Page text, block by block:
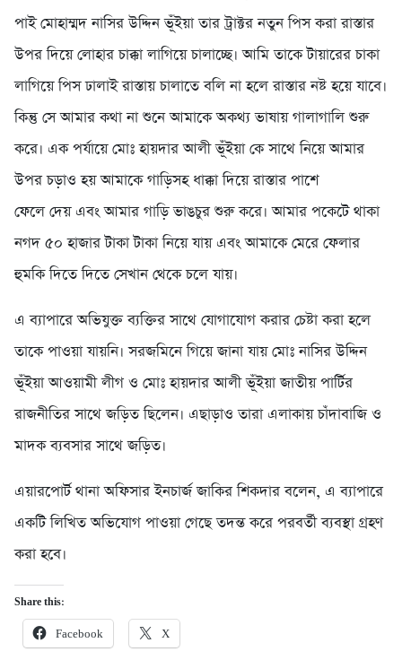
পাই মোহাম্মদ নাসির উদ্দিন ভূঁইয়া তার ট্রাক্টর নতুন পিস করা রাস্তার
উপর দিয়ে লোহার চাক্কা লাগিয়ে চালাচ্ছে। আমি তাকে টায়ারের চাকা
লাগিয়ে পিস ঢালাই রাস্তায় চালাতে বলি না হলে রাস্তার নষ্ট হয়ে যাবে।
কিন্তু সে আমার কথা না শুনে আমাকে অকথ্য ভাষায় গালাগালি শুরু
করে। এক পর্যায়ে মোঃ হায়দার আলী ভূঁইয়া কে সাথে নিয়ে আমার
উপর চড়াও হয় আমাকে গাড়িসহ ধাক্কা দিয়ে রাস্তার পাশে
ফেলে দেয় এবং আমার গাড়ি ভাঙচুর শুরু করে। আমার পকেটে থাকা
নগদ ৫০ হাজার টাকা টাকা নিয়ে যায় এবং আমাকে মেরে ফেলার
হুমকি দিতে দিতে সেখান থেকে চলে যায়।
এ ব্যাপারে অভিযুক্ত ব্যক্তির সাথে যোগাযোগ করার চেষ্টা করা হলে
তাকে পাওয়া যায়নি। সরজমিনে গিয়ে জানা যায় মোঃ নাসির উদ্দিন
ভূঁইয়া আওয়ামী লীগ ও মোঃ হায়দার আলী ভূঁইয়া জাতীয় পার্টির
রাজনীতির সাথে জড়িত ছিলেন। এছাড়াও তারা এলাকায় চাঁদাবাজি ও
মাদক ব্যবসার সাথে জড়িত।
এয়ারপোর্ট থানা অফিসার ইনচার্জ জাকির শিকদার বলেন, এ ব্যাপারে
একটি লিখিত অভিযোগ পাওয়া গেছে তদন্ত করে পরবর্তী ব্যবস্থা গ্রহণ
করা হবে।
Share this:
Facebook X